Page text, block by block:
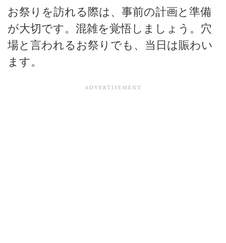
お祭りを訪れる際は、事前の計画と準備
が大切です。混雑を覚悟しましょう。穴
場と言われるお祭りでも、当日は賑わい
ます。